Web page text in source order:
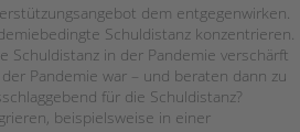
dem entgegenwirken.
Schuldistanz konzentrieren.
Schuldistanz in der Pandemie verschärft
Pandemie war – und beraten dann zu
für die Schuldistanz?
beispielsweise in einer